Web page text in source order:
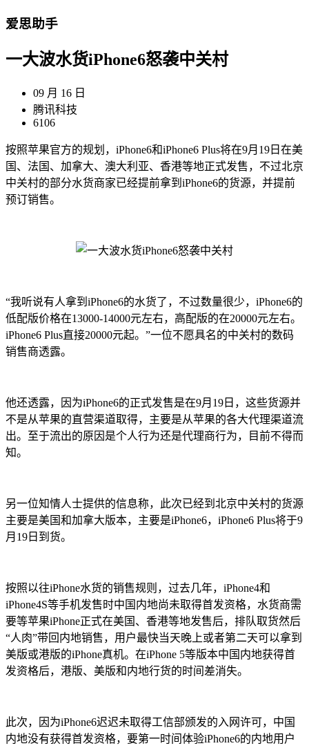
爱思助手
一大波水货iPhone6怒袭中关村
09 月 16 日
腾讯科技
6106
按照苹果官方的规划，iPhone6和iPhone6 Plus将在9月19日在美
国、法国、加拿大、澳大利亚、香港等地正式发售，不过北京
中关村的部分水货商家已经提前拿到iPhone6的货源，并提前
预订销售。
“我听说有人拿到iPhone6的水货了，不过数量很少，iPhone6的
低配版价格在13000-14000元左右，高配版的在20000元左右。
iPhone6 Plus直接20000元起。”一位不愿具名的中关村的数码
销售商透露。
他还透露，因为iPhone6的正式发售是在9月19日，这些货源并
不是从苹果的直营渠道取得，主要是从苹果的各大代理渠道流
出。至于流出的原因是个人行为还是代理商行为，目前不得而
知。
另一位知情人士提供的信息称，此次已经到北京中关村的货源
主要是美国和加拿大版本，主要是iPhone6，iPhone6 Plus将于9
月19日到货。
按照以往iPhone水货的销售规则，过去几年，iPhone4和
iPhone4S等手机发售时中国内地尚未取得首发资格，水货商需
要等苹果iPhone正式在美国、香港等地发售后，排队取货然后
“人肉”带回内地销售，用户最快当天晚上或者第二天可以拿到
美版或港版的iPhone真机。在iPhone 5等版本中国内地获得首
发资格后，港版、美版和内地行货的时间差消失。
此次，因为iPhone6迟迟未取得工信部颁发的入网许可，中国
内地没有获得首发资格，要第一时间体验iPhone6的内地用户